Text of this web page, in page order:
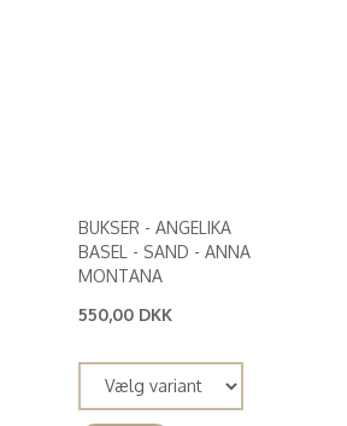
BUKSER - ANGELIKA
BASEL - SAND - ANNA
MONTANA
550,00 DKK